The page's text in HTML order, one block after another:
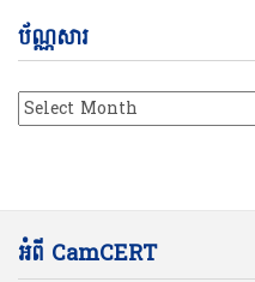
ប័ណ្ណសារ
ប័ណ្ណសារ
អំពី CamCERT